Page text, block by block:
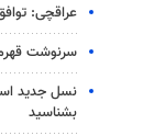
عراقچی: توافق با
سرنوشت
بشناسید